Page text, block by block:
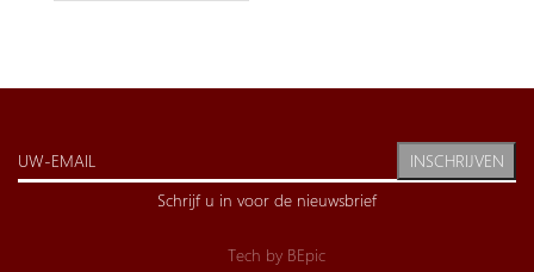
INSCHRIJVEN
Schrijf u in voor de nieuwsbrief
Tech by BEpic